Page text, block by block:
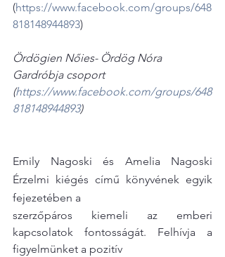
(https://www.facebook.com/groups/648
818148944893)
Ördögien Nőies- Ördög Nóra
Gardróbja csoport
(https://www.facebook.com/groups/648
818148944893)
Emily Nagoski és Amelia Nagoski
Érzelmi kiégés című könyvének egyik
fejezetében a
szerzőpáros kiemeli az emberi
kapcsolatok fontosságát. Felhívja a
figyelmünket a pozitív